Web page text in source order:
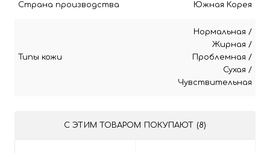
Страна производства Южная Корея
Типы кожи
Нормальная /
Жирная /
Проблемная /
Сухая /
Чувствительная
С ЭТИМ ТОВАРОМ ПОКУПАЮТ (8)